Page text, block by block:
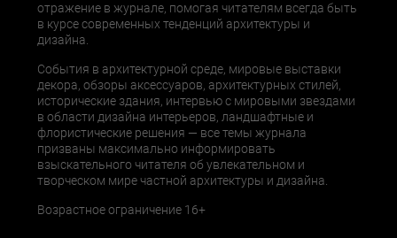
отражение в журнале, помогая читателям всегда быть
в курсе современных тенденций архитектуры и
дизайна.
События в архитектурной среде, мировые выставки
декора, обзоры аксессуаров, архитектурных стилей,
исторические здания, интервью с мировыми звездами
в области дизайна интерьеров, ландшафтные и
флористические решения — все темы журнала
призваны максимально информировать
взыскательного читателя об увлекательном и
творческом мире частной архитектуры и дизайна.
Возрастное ограничение 16+